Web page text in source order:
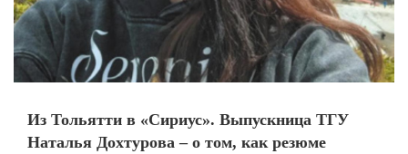
Из Тольятти в «Сириус». Выпускница ТГУ
Наталья Дохтурова – о том, как резюме